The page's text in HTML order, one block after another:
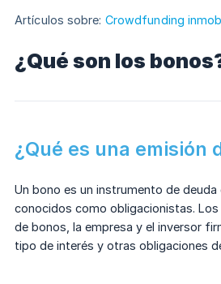
Artículos sobre: Crowdfunding
¿Qué son los
¿Qué es una emisión
Un bono es un instrumento de
conocidos como obligacionistas. Los
de bonos, la empresa y el inversor
tipo de interés y otras obligaciones